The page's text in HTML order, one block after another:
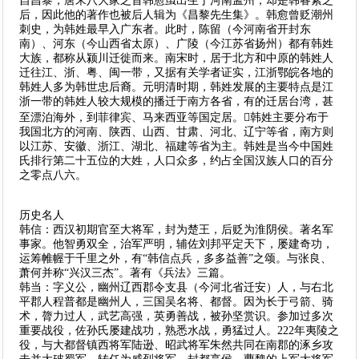
后，因此他的著作也被后人辑为《昌黎先生集》。韩愈曾贬潮州
刺史，为韩姓最早入广东者。此时，陈留（今河南省开封东
南）、河东（今山西省太原）、广陵（今江苏省扬州）都有韩姓
大族，都称从颍川迁徙而来。南宋时，居于北方和中原的韩姓人
迁往江、浙、粤、闽一带，又据有关学者证实，江浙鄂皖各地的
韩姓人多为韩世忠后裔。元明清时期，韩姓发展的主要特点是江
浙一带的韩姓人较大规模的播迁于南方各省，有的迁居台湾，甚
至漂泊海外，到菲律宾、马来西亚等国定居。韩姓主要分布于
我国北方的河南、陕西、山西、甘肃、河北、辽宁等省，南方则
以江苏、安徽、浙江、湖北、福建等省为主。韩姓是当今中国姓
氏排行第二十五位的大姓，人口众多，约占全国汉族人口的百分
之零点八六。
历史名人
韩信：西汉初期官至大将军，封为楚王，后贬为淮阴侯。著名军
事家。他智勇双全，治军严明，辅佐刘邦平定天下，屡建奇功，
运筹帷幄于千里之外，有“韩信点兵，多多益善”之颂。与张良、
萧何并称“兴汉三杰”。著有《兵法》三篇。
韩当：字义公，幽州辽西郡令支县（今河北省迁安）人，与右北
平郡人程普都是幽州人，三国吴名将、都督。因为长于弓箭、骑
术，膂力过人，武艺高强，英勇善战，被孙坚赏识。参加过多次
重要战役，佐孙氏屡建战功，熟悉水战，勇猛过人。222年夷陵之
役，与大都督镇西将军陆逊、昭武将军朱然共同在南郡的涿乡攻